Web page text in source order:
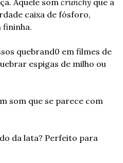
caixa de fósforo,
fininha.
quebrand0 em filmes de
espigas de milho ou
som que se parece com
da lata? Perfeito para